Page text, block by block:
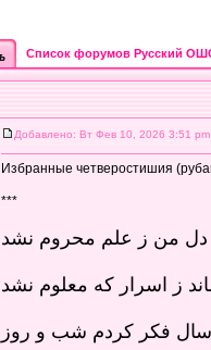
Список форумов Русский
Добавлено: Вт Фев 10, 2026 3:51 pm
Избранные четверостишия
***
دل من ز علم محروم نشد
ز اسرار که معلوم نشد
سال فکر کردم شب و روز